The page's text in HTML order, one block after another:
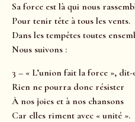
Sa force est là qui nous
Pour tenir tête à tous les vents.
Dans les tempêtes toutes
Nous suivons :
3 – « L’union fait la force », dit-
Rien ne pourra donc résister
À nos joies et à nos chansons
Car elles riment avec « unité ».